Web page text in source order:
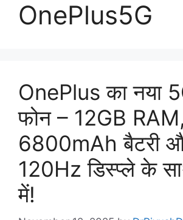
OnePlus5G
OnePlus का नया
फोन – 12GB RAM,
6800mAh बैटरी
120Hz डिस्प्ले के
में!